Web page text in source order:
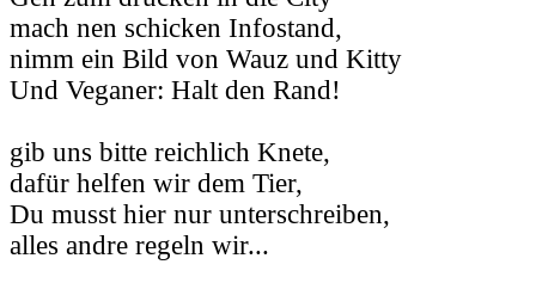
mach nen schicken Infostand,
nimm ein Bild von Wauz und Kitty
Und Veganer: Halt den Rand!
gib uns bitte reichlich Knete,
dafür helfen wir dem Tier,
Du musst hier nur unterschreiben,
alles andre regeln wir...